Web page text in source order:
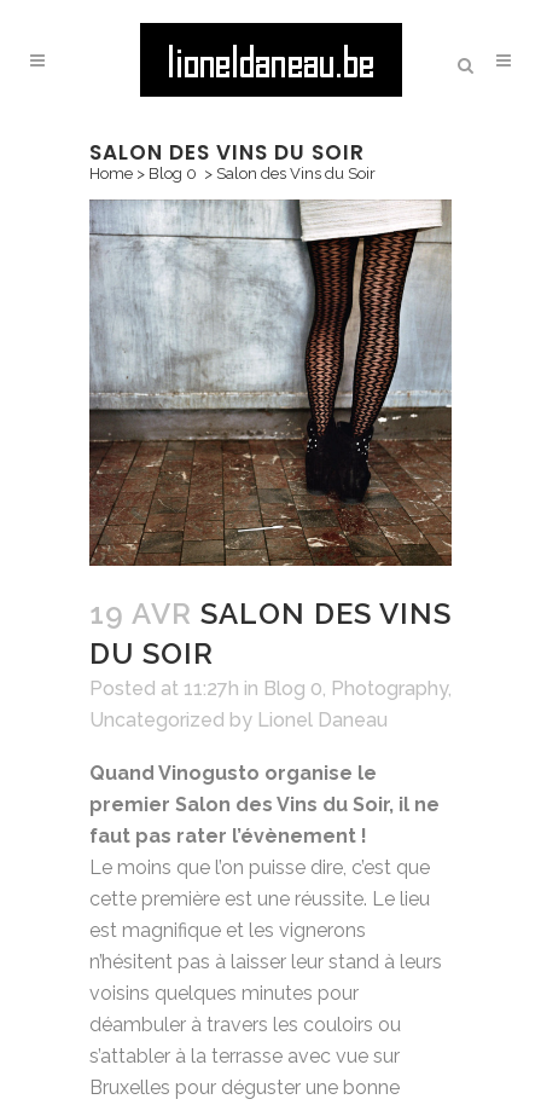
SALON DES VINS DU SOIR
Home > Blog 0 > Salon des Vins du Soir
19 AVR SALON DES VINS
DU SOIR
Posted at 11:27h in Blog 0 Photography,
Uncategorized by Lionel Daneau
Quand Vinogusto organise le
premier Salon des Vins du Soir, il ne
faut pas rater l’évènement !
Le moins que l’on puisse dire, c’est que
cette première est une réussite. Le lieu
est magnifique et les vignerons
n’hésitent pas à laisser leur stand à leurs
voisins quelques minutes pour
déambuler à travers les couloirs ou
s’attabler à la terrasse avec vue sur
Bruxelles pour déguster une bonne